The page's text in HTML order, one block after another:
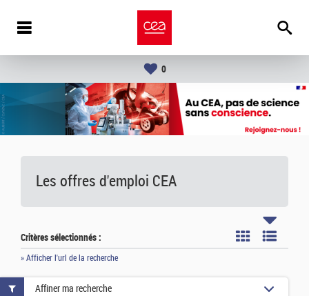
0
Les offres d'emploi CEA
Critères sélectionnés :
» Afficher l'url de la recherche
Affiner ma recherche